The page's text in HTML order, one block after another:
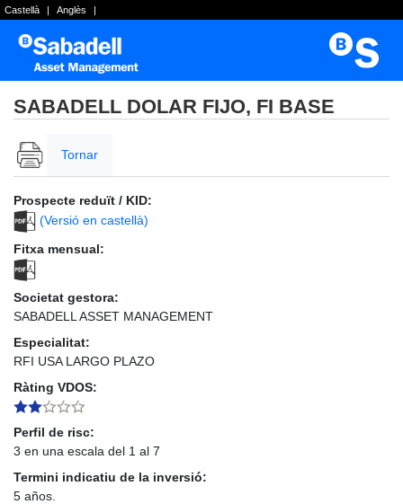
Castellà | Anglès |
SABADELL DOLAR FIJO, FI BASE
Tornar
Prospecte reduït / KID:
(Versió en castellà)
Fitxa mensual:
Societat gestora:
SABADELL ASSET MANAGEMENT
Especialitat:
RFI USA LARGO PLAZO
Ràting VDOS:
Perfil de risc:
3 en una escala del 1 al 7
Termini indicatiu de la inversió:
5 años.